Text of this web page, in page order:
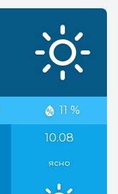
11 %
10.08
ясно